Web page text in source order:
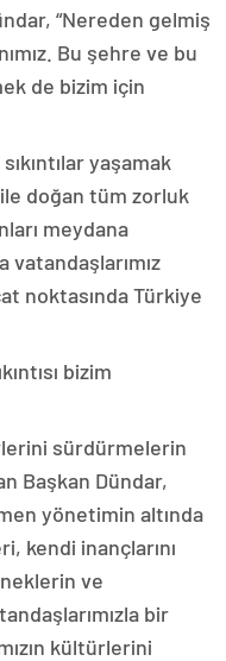
“Nereden gelmiş
Bu şehre ve bu
de bizim için
yaşamak
doğan tüm zorluk
meydana
vatandaşlarımız
noktasında Türkiye
bizim
sürdürmelerin
Başkan Dündar,
yönetimin altında
kendi inançlarını
ve
bir
kültürlerini